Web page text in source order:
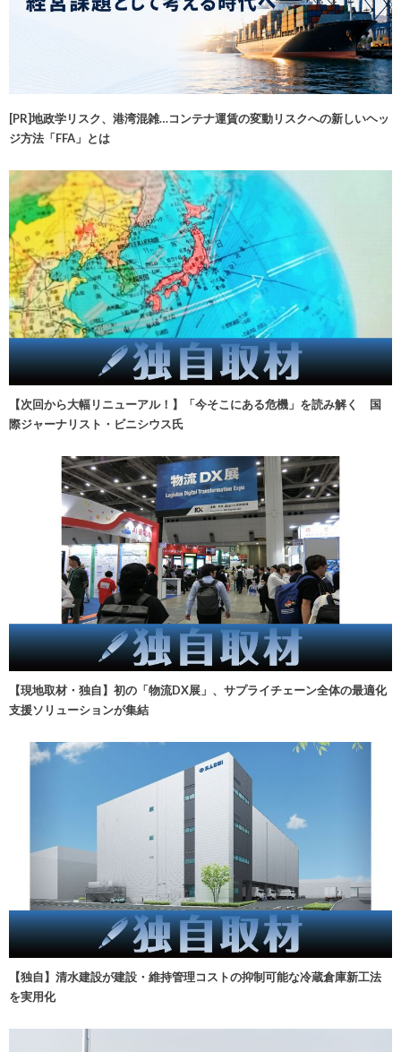
[PR]地政学リスク、港湾混雑…コンテナ運賃の変動リスクへの新しいヘッ
ジ方法「FFA」とは
【次回から大幅リニューアル！】「今そこにある危機」を読み解く 国
際ジャーナリスト・ビニシウス氏
【現地取材・独自】初の「物流DX展」、サプライチェーン全体の最適化
支援ソリューションが集結
【独自】清水建設が建設・維持管理コストの抑制可能な冷蔵倉庫新工法
を実用化